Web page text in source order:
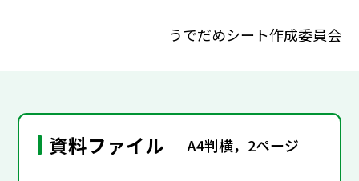
うでだめシート作成委員会
資料ファイル A4判横，2ページ